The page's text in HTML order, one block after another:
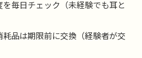
毎日チェック（未経験でも耳と
耗品は期限前に交換（経験者が交